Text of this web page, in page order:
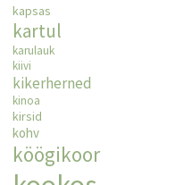
kapsas
kartul
karulauk
kiivi
kikerherned
kinoa
kirsid
kohv
köögikoor